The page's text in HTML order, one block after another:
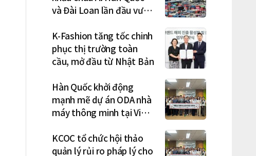
và Đài Loan lần đầu vượt
K-Fashion tăng tốc chinh
phục thị trường toàn
cầu, mở đầu từ Nhật Bản
Hàn Quốc khởi động
mạnh mẽ dự án ODA nhà
máy thông minh tại Việt
phối ở Hà Nội
KCOC tổ chức hội thảo
quản lý rủi ro pháp lý cho